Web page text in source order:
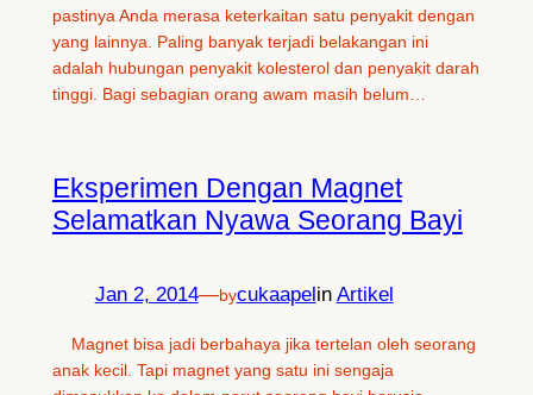
pastinya Anda merasa keterkaitan satu penyakit dengan
yang lainnya. Paling banyak terjadi belakangan ini
adalah hubungan penyakit kolesterol dan penyakit darah
tinggi. Bagi sebagian orang awam masih belum…
Eksperimen Dengan Magnet
Selamatkan Nyawa Seorang Bayi
Jan 2, 2014—bycukaapelin Artikel
Magnet bisa jadi berbahaya jika tertelan oleh seorang
anak kecil. Tapi magnet yang satu ini sengaja